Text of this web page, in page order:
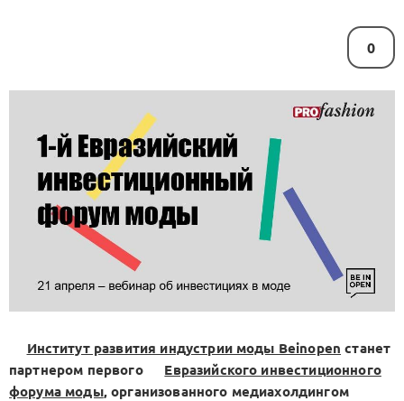
0
Институт развития индустрии моды Beinopen станет
партнером первого
Евразийского инвестиционного
форума моды, организованного медиахолдингом